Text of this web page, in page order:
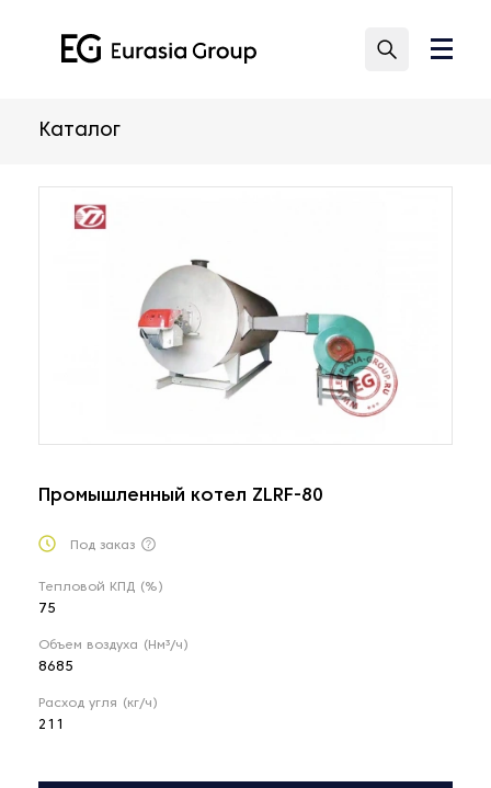
Каталог
Промышленный котел ZLRF-80
Под заказ
Тепловой КПД (%)
75
Объем воздуха (Нм³/ч)
8685
Расход угля (кг/ч)
211